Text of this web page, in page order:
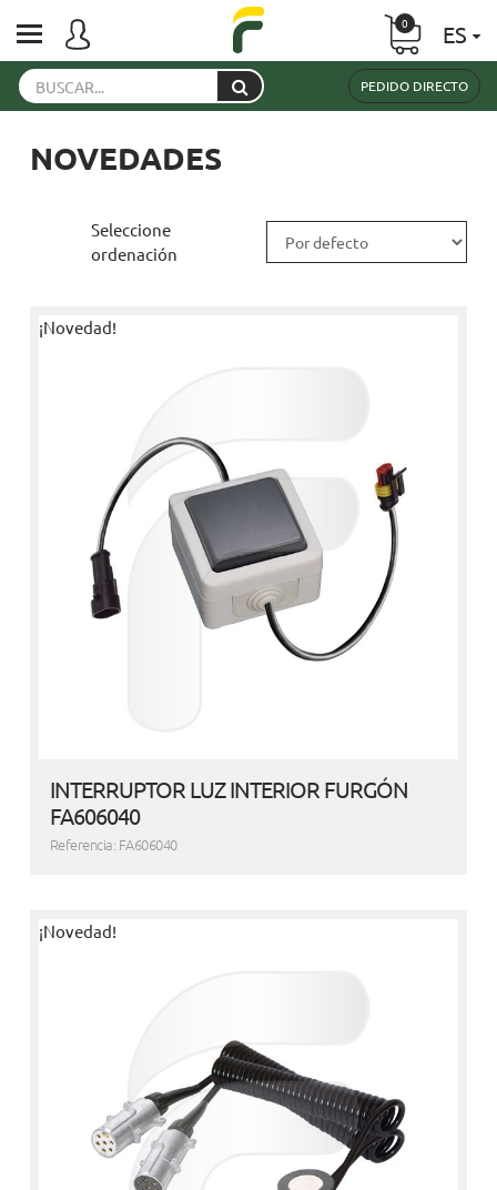
PEDIDO DIRECTO
ES
0
NOVEDADES
Seleccione
ordenación
¡Novedad!
INTERRUPTOR LUZ INTERIOR FURGÓN
FA606040
Referencia: FA606040
¡Novedad!